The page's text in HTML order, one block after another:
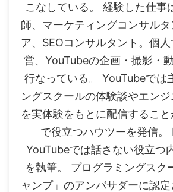
こなしている。 経験した仕事
師、マーケティングコンサル
ア、SEOコンサルタント。個
営、YouTubeの企画・撮影・
行なっている。 YouTubeでは
ングスクールの体験談やエン
を実体験をもとに配信するこ
で役立つハウツーを発信。
YouTubeでは話さない役立つ
を執筆。 プログラミングスク
ャンプ」のアンバサダーに認